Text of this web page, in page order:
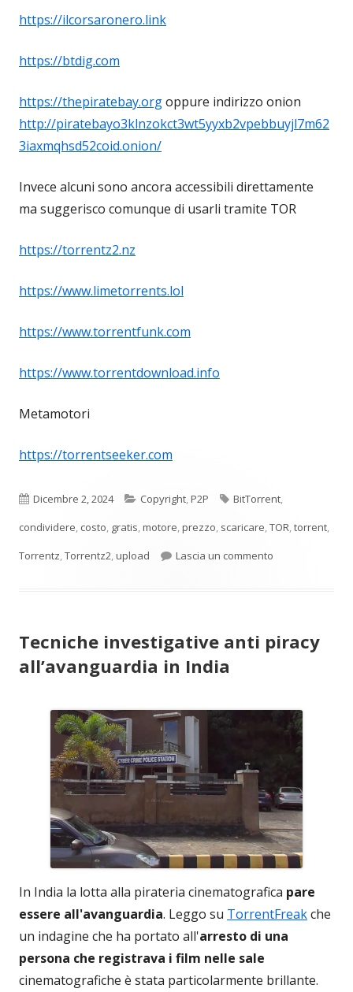
https://ilcorsaronero.link
https://btdig.com
https://thepiratebay.orgoppure indirizzo onion
http://piratebayo3klnzokct3wt5yyxb2vpebbuyjl7m62
3iaxmqhsd52coid.onion/
Invece alcuni sono ancora accessibili direttamente
ma suggerisco comunque di usarli tramite TOR
https://torrentz2.nz
https://www.limetorrents.lol
https://www.torrentfunk.com
https://www.torrentdownload.info
Metamotori
https://torrentseeker.com
Pubblicato
Dicembre 2, 2024 Categorie
Copyright,P2P Tag
BitTorrent,
condividere, costo, gratis,motore,prezzo, scaricare,TOR,torrent,
Torrentz,Torrentz2,upload Lascia un commento
Tecniche investigative anti piracy
all’avanguardia in India
In India la lotta alla pirateria cinematografica pare
essere all'avanguardia. Leggo su TorrentFreakche
un indagine che ha portato all'arresto di una
persona che registrava i film nelle sale
cinematografiche è stata particolarmente brillante.